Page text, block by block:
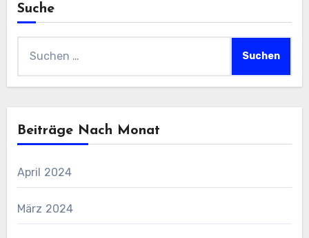
Suche
Beiträge Nach Monat
April 2024
März 2024